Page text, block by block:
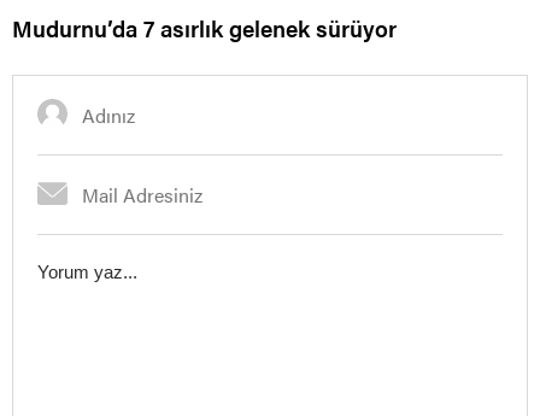
Mudurnu’da 7 asırlık gelenek sürüyor